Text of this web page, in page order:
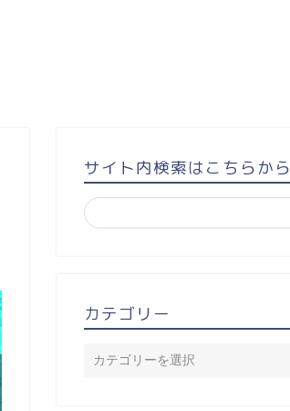
サイト内検索はこちらから
カテゴリー